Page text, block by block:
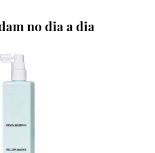
no dia a dia